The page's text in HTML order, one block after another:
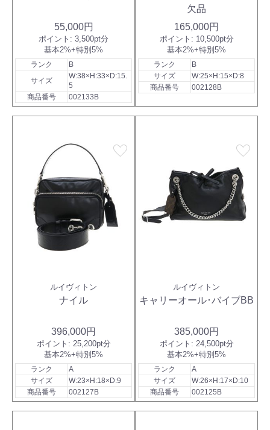
55,000円
ポイント: 3,500pt分
基本2%+特別5%
ランク
B
サイズ
W:38×H:33×D:15.
5
商品番号
002133B
欠品
165,000円
ポイント: 10,500pt分
基本2%+特別5%
ランク
B
サイズ
W:25×H:15×D:8
商品番号
002128B
favorite
ルイヴィトン
ナイル
396,000円
ポイント: 25,200pt分
基本2%+特別5%
ランク
A
サイズ
W:23×H:18×D:9
商品番号
002127B
favorite
ルイヴィトン
キャリーオール･バイブBB
385,000円
ポイント: 24,500pt分
基本2%+特別5%
ランク
A
サイズ
W:26×H:17×D:10
商品番号
002125B